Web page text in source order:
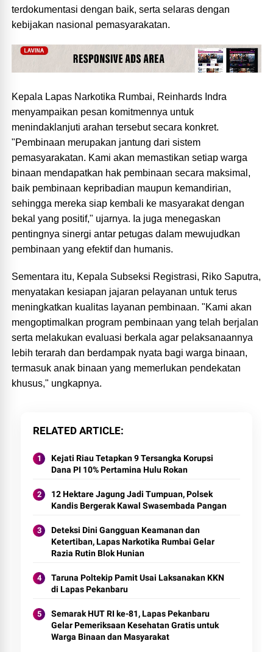
terdokumentasi dengan baik, serta selaras dengan
kebijakan nasional pemasyarakatan.
Kepala Lapas Narkotika Rumbai, Reinhards Indra
menyampaikan pesan komitmennya untuk
menindaklanjuti arahan tersebut secara konkret.
"Pembinaan merupakan jantung dari sistem
pemasyarakatan. Kami akan memastikan setiap warga
binaan mendapatkan hak pembinaan secara maksimal,
baik pembinaan kepribadian maupun kemandirian,
sehingga mereka siap kembali ke masyarakat dengan
bekal yang positif," ujarnya. Ia juga menegaskan
pentingnya sinergi antar petugas dalam mewujudkan
pembinaan yang efektif dan humanis.
Sementara itu, Kepala Subseksi Registrasi, Riko Saputra,
menyatakan kesiapan jajaran pelayanan untuk terus
meningkatkan kualitas layanan pembinaan. "Kami akan
mengoptimalkan program pembinaan yang telah berjalan
serta melakukan evaluasi berkala agar pelaksanaannya
lebih terarah dan berdampak nyata bagi warga binaan,
termasuk anak binaan yang memerlukan pendekatan
khusus," ungkapnya.
RELATED ARTICLE
Kejati Riau Tetapkan 9 Tersangka Korupsi
Dana PI 10% Pertamina Hulu Rokan
12 Hektare Jagung Jadi Tumpuan, Polsek
Kandis Bergerak Kawal Swasembada Pangan
Deteksi Dini Gangguan Keamanan dan
Ketertiban, Lapas Narkotika Rumbai Gelar
Razia Rutin Blok Hunian
Taruna Poltekip Pamit Usai Laksanakan KKN
di Lapas Pekanbaru
Semarak HUT RI ke-81, Lapas Pekanbaru
Gelar Pemeriksaan Kesehatan Gratis untuk
Warga Binaan dan Masyarakat